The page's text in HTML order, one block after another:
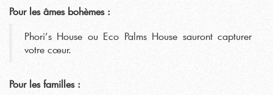
Pour les âmes bohèmes :
Phori’s House ou Eco Palms House sauront capturer
votre cœur.
Pour les familles :